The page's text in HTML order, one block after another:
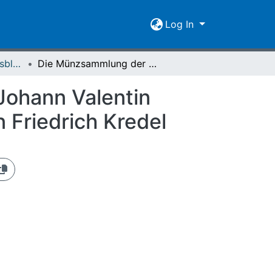
Log In
Giessener Universitätsblätter 09 (1976) Heft 1 Die Münzsammlung der Universität Gießen und Johann Valentin Adrian : Mit einem wiederentdeckten Beitrag von Friedrich Kredel
Valentin
Friedrich Kredel